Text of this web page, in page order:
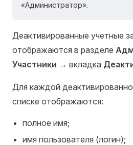
«Администратор».
Деактивированные учетные
отображаются в разделе
Участники → вкладка
Для каждой
списке отображаются:
полное имя;
имя пользователя (логин);